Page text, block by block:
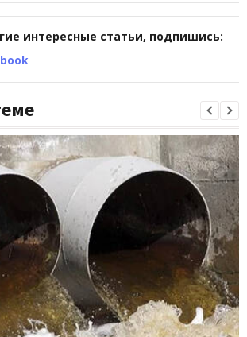
интересные статьи, подпишись: